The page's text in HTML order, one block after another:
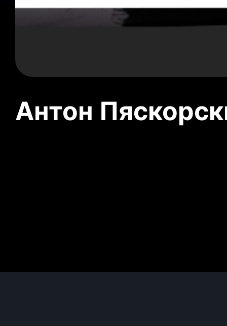
Антон